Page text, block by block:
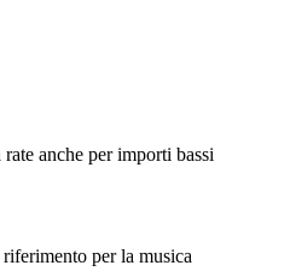
anche per importi bassi
per la musica